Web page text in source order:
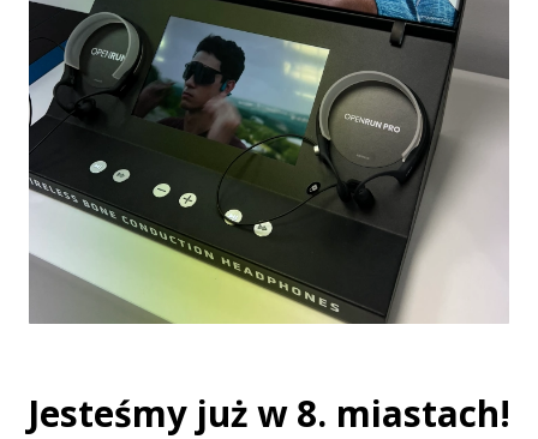
Jesteśmy już w 8. miastach!